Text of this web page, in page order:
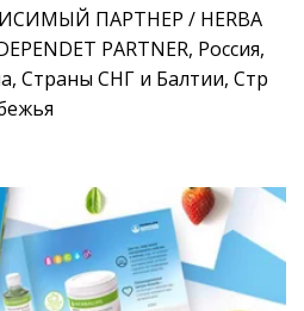
ПАРТНЕР / HERBA
PARTNER, Россия,
Страны СНГ и Балтии, Стр